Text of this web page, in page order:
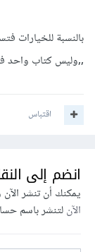
بالنسبة للخيارات
,,وليس كتاب واحد
اقتباس
انضم إلى
يمكنك أن تنشر
الآنلتنشر باسم